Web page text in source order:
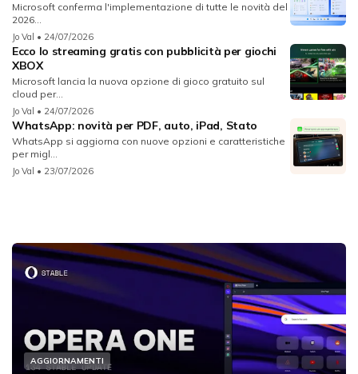
Microsoft conferma l'implementazione di tutte le novità del
2026...
Jo Val • 24/07/2026
Ecco lo streaming gratis con pubblicità per giochi
XBOX
Microsoft lancia la nuova opzione di gioco gratuito sul
cloud per...
Jo Val • 24/07/2026
WhatsApp: novità per PDF, auto, iPad, Stato
WhatsApp si aggiorna con nuove opzioni e caratteristiche
per migl...
Jo Val • 23/07/2026
AGGIORNAMENTI